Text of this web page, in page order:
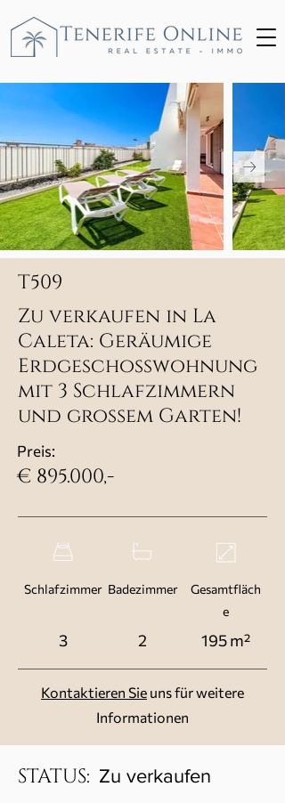
T509
Zu verkaufen in La
Caleta: Geräumige
Erdgeschosswohnung
mit 3 Schlafzimmern
und großem Garten!
Preis:
€ 895.000,-
Schlafzimmer Badezimmer
3 2
Gesamtfläch
e
195 m²
Kontaktieren Sie uns für weitere
Informationen
STATUS: Zu verkaufen